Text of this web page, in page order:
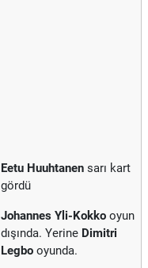
Eetu Huuhtanen sarı kart
gördü
Johannes Yli-Kokko oyun
dışında. Yerine Dimitri
Legbo oyunda.